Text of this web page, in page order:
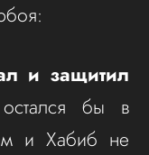
и защитил
бы в
и Хабиб не